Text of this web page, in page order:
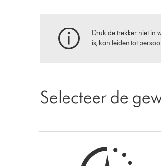
Druk de trekker niet in
is, kan leiden tot
Selecteer de